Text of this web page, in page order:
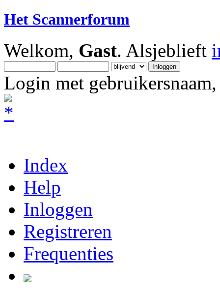
Het Scannerforum
Welkom, Gast. Alsjeblieft
Login met
Index
Help
Inloggen
Registreren
Frequenties